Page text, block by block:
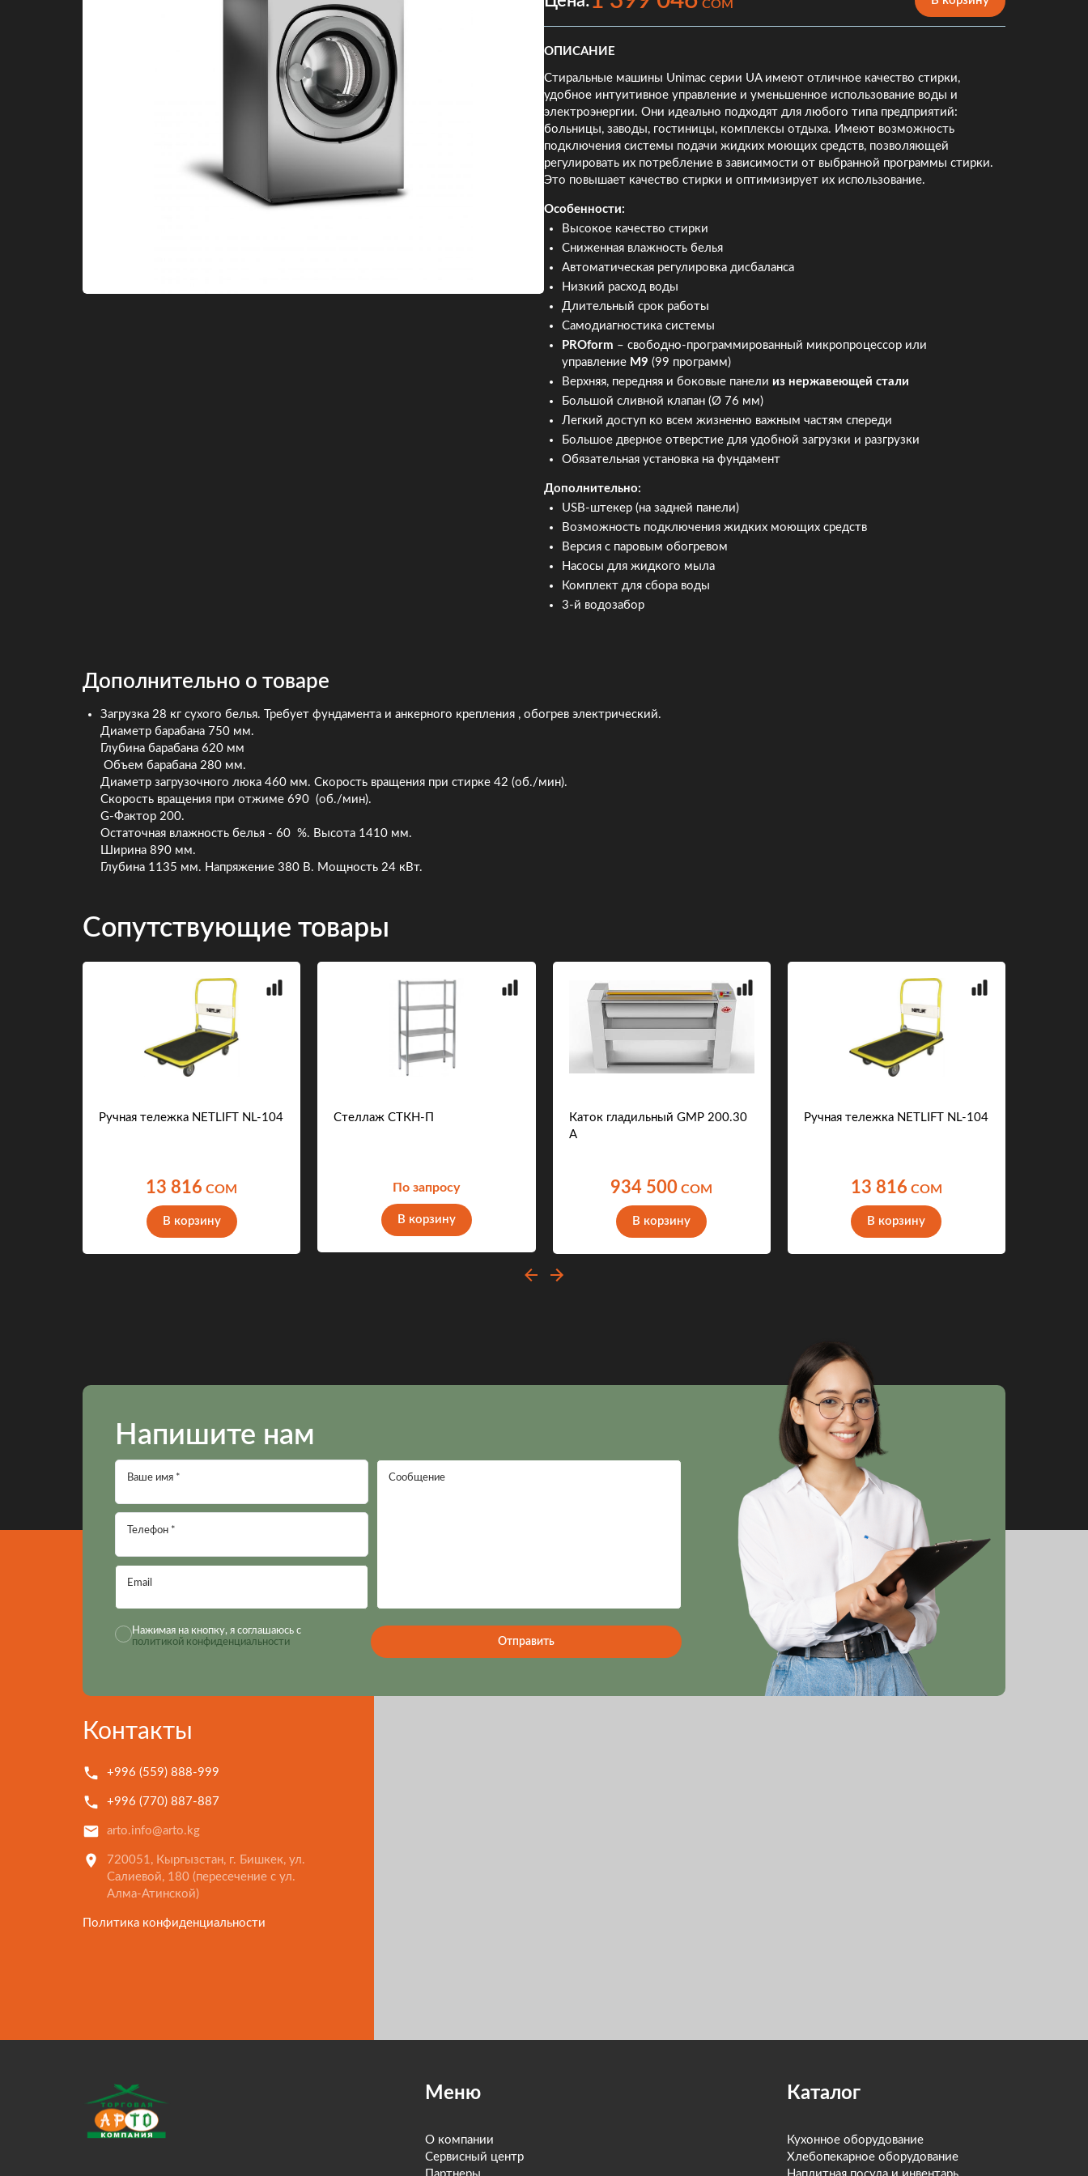
COM
ОПИСАНИЕ
Стиральные машины Unimac серии UA имеют отличное качество стирки,
удобное интуитивное управление и уменьшенное использование воды и
электроэнергии. Они идеально подходят для любого типа предприятий:
больницы, заводы, гостиницы, комплексы отдыха. Имеют возможность
подключения системы подачи жидких моющих средств, позволяющей
регулировать их потребление в зависимости от выбранной программы стирки.
Это повышает качество стирки и оптимизирует их использование.
Особенности:
Высокое качество стирки
Сниженная влажность белья
Автоматическая регулировка дисбаланса
Низкий расход воды
Длительный срок работы
Самодиагностика системы
PROform – свободно-программированный микропроцессор или
управление М9 (99 программ)
Верхняя, передняя и боковые панели из нержавеющей стали
Большой сливной клапан (Ø 76 мм)
Легкий доступ ко всем жизненно важным частям спереди
Большое дверное отверстие для удобной загрузки и разгрузки
Обязательная установка на фундамент
Дополнительно:
USB-штекер (на задней панели)
Возможность подключения жидких моющих средств
Версия с паровым обогревом
Насосы для жидкого мыла
Комплект для сбора воды
3-й водозабор
Дополнительно о товаре
Загрузка 28 кг сухого белья. Требует фундамента и анкерного крепления , обогрев электрический.
Диаметр барабана 750 мм.
Глубина барабана 620 мм
Объем барабана 280 мм.
Диаметр загрузочного люка 460 мм. Скорость вращения при стирке 42 (об./мин).
Скорость вращения при отжиме 690 (об./мин).
G-Фактор 200.
Остаточная влажность белья - 60 %. Высота 1410 мм.
Ширина 890 мм.
Глубина 1135 мм. Напряжение 380 В. Мощность 24 кВт.
Сопутствующие товары
Ручная тележка NETLIFT NL-104
13 816 COM
В корзину
Стеллаж СТКН-П
По запросу
В корзину
Каток гладильный GMP 200.30
A
934 500 COM
В корзину
Ручная тележка NETLIFT NL-104
13 816 COM
В корзину
Напишите нам
Ваше имя *
Телефон *
Email
Сообщение
Нажимая на кнопку, я соглашаюсь с
политикой конфиденциальности
Отправить
Контакты
+996 (559) 888-999
+996 (770) 887-887
arto.info@arto.kg
720051, Кыргызстан, г. Бишкек, ул.
Салиевой, 180 (пересечение с ул.
Алма-Атинской)
Политика конфиденциальности
Меню
О компании
Сервисный центр
Каталог
Кухонное оборудование
Хлебопекарное оборудование